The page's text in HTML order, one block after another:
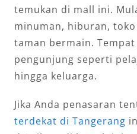
temukan di mall ini.
minuman, hiburan,
taman bermain.
pengunjung seperti
hingga keluarga.
Jika Anda penasaran
terdekat di Tangerang